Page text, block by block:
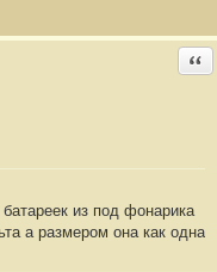
из под фонарика
а размером она как одна